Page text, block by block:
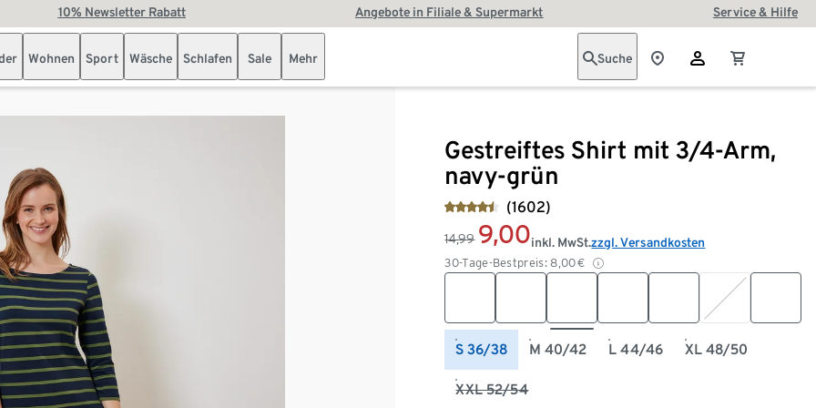
10% Newsletter Rabatt Angebote in Filiale & Supermarkt Service & Hilfe
Wohnen Sport Wäsche Schlafen Sale Mehr Suche
Gestreiftes Shirt mit 3/4-Arm,
navy-grün
(1602)
14,99 9,00
30-Tage-Bestpreis: 8,00€
inkl. MwSt.zzgl. Versandkosten
S 36/38 M 40/42 L 44/46 XL 48/50
XXL 52/54